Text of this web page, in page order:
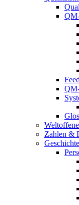
Zahlen &
Geschichte